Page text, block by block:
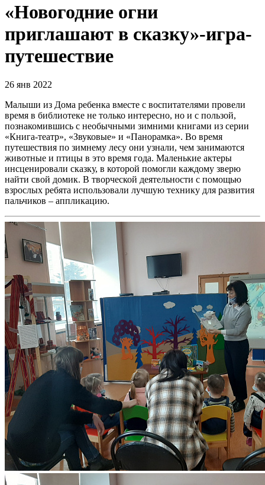
«Новогодние огни
приглашают в сказку»-игра-
путешествие
26 янв 2022
Малыши из Дома ребенка вместе с воспитателями провели
время в библиотеке не только интересно, но и с пользой,
познакомившись с необычными зимними книгами из серии
«Книга-театр», «Звуковые» и «Панорамка». Во время
путешествия по зимнему лесу они узнали, чем занимаются
животные и птицы в это время года. Маленькие актеры
инсценировали сказку, в которой помогли каждому зверю
найти свой домик. В творческой деятельности с помощью
взрослых ребята использовали лучшую технику для развития
пальчиков – аппликацию.